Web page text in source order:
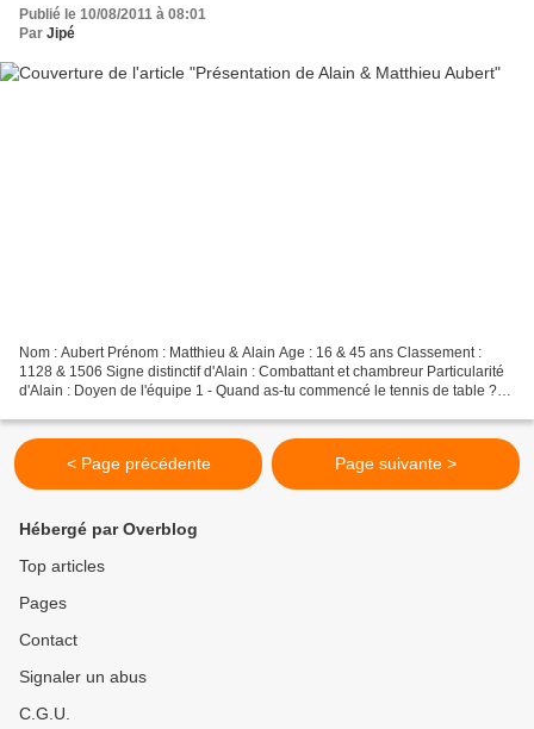
Publié le 10/08/2011 à 08:01
Par Jipé
Nom : Aubert Prénom : Matthieu & Alain Age : 16 & 45 ans Classement :
1128 & 1506 Signe distinctif d'Alain : Combattant et chambreur Particularité
d'Alain : Doyen de l'équipe 1 - Quand as-tu commencé le tennis de table ?
< Page précédente Page suivante >
Hébergé par Overblog
Top articles
Pages
Contact
Signaler un abus
C.G.U.